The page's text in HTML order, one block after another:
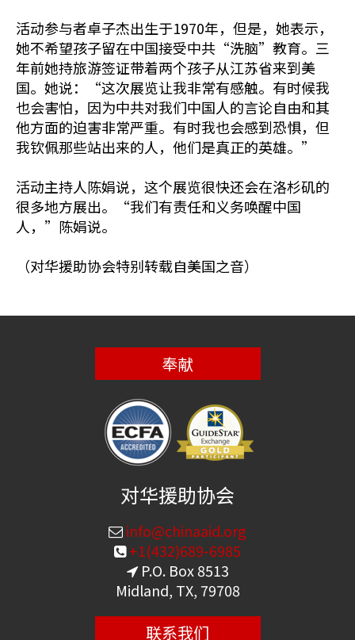
活动参与者卓子杰出生于1970年，但是，她表示，
她不希望孩子留在中国接受中共“洗脑”教育。三
年前她持旅游签证带着两个孩子从江苏省来到美
国。她说：“这次展览让我非常有感触。有时候我
也会害怕，因为中共对我们中国人的言论自由和其
他方面的迫害非常严重。有时我也会感到恐惧，但
我钦佩那些站出来的人，他们是真正的英雄。”
活动主持人陈娟说，这个展览很快还会在洛杉矶的
很多地方展出。“我们有责任和义务唤醒中国
人，”陈娟说。
（对华援助协会特别转载自美国之音）
奉献
对华援助协会
info@chinaaid.org
+1(432)689-6985
P.O. Box 8513
Midland, TX, 79708
联系我们